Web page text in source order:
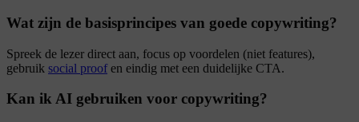
Wat zijn de basisprincipes van goede copywriting?
Spreek de lezer direct aan, focus op voordelen (niet features),
gebruik social proof en eindig met een duidelijke CTA.
Kan ik AI gebruiken voor copywriting?